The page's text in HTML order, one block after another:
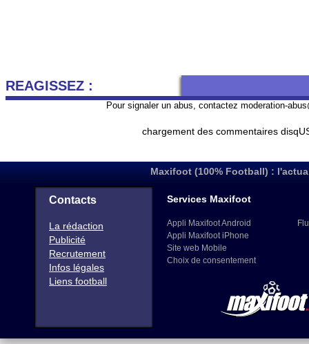
REAGISSEZ :
Pour signaler un abus, contactez moderation-
chargement des commentaires
Maxifoot (100% Football) :
Contacts
La rédaction
Publicité
Recrutement
Infos légales
Liens football
Services Maxifoot
Appli Maxifoot Android
Appli Maxifoot iPhone
Site web Mobile
Choix de consentement